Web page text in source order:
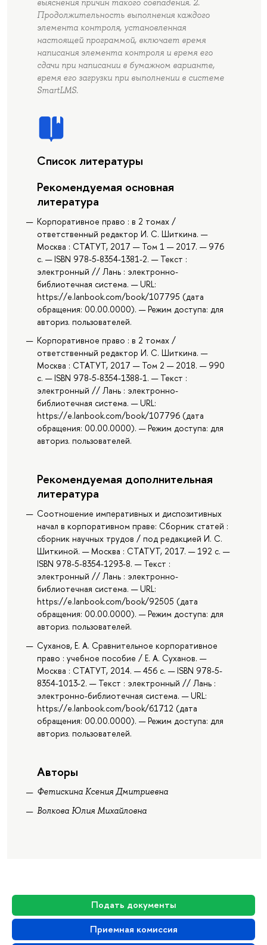
Подать документы
Приемная комиссия
Продолжительность выполнения каждого
элемента контроля, установленная
настоящей программой, включает время
написания элемента контроля и время его
сдачи при написании в бумажном варианте,
время его загрузки при выполнении в системе
SmartLMS.
Список литературы
Рекомендуемая основная
литература
Корпоративное право : в 2 томах /
ответственный редактор И. С. Шиткина. —
Москва : СТАТУТ, 2017 — Том 1 — 2017. — 976
с. — ISBN 978-5-8354-1381-2. — Текст :
электронный // Лань : электронно-
библиотечная система. — URL:
https://e.lanbook.com/book/107795 (дата
обращения: 00.00.0000). — Режим доступа: для
авториз. пользователей.
Корпоративное право : в 2 томах /
ответственный редактор И. С. Шиткина. —
Москва : СТАТУТ, 2017 — Том 2 — 2018. — 990
с. — ISBN 978-5-8354-1388-1. — Текст :
электронный // Лань : электронно-
библиотечная система. — URL:
https://e.lanbook.com/book/107796 (дата
обращения: 00.00.0000). — Режим доступа: для
авториз. пользователей.
Рекомендуемая дополнительная
литература
Соотношение императивных и диспозитивных
начал в корпоративном праве: Сборник статей :
сборник научных трудов / под редакцией И. С.
Шиткиной. — Москва : СТАТУТ, 2017. — 192 с. —
ISBN 978-5-8354-1293-8. — Текст :
электронный // Лань : электронно-
библиотечная система. — URL:
https://e.lanbook.com/book/92505 (дата
обращения: 00.00.0000). — Режим доступа: для
авториз. пользователей.
Суханов, Е. А. Сравнительное корпоративное
право : учебное пособие / Е. А. Суханов. —
Москва : СТАТУТ, 2014. — 456 с. — ISBN 978-5-
8354-1013-2. — Текст : электронный // Лань :
электронно-библиотечная система. — URL:
https://e.lanbook.com/book/61712 (дата
обращения: 00.00.0000). — Режим доступа: для
авториз. пользователей.
Авторы
Фетискина Ксения Дмитриевна
Волкова Юлия Михайловна